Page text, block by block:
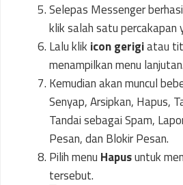
Selepas Messenger
klik salah satu percakapan
Lalu klik icongerigiatau
menampilkan menu lanjutan.
Kemudian akan muncul
Senyap, Arsipkan, Hapus,
Tandai sebagai Spam,
Pesan, dan Blokir Pesan.
Pilih menu Hapusuntuk
tersebut.